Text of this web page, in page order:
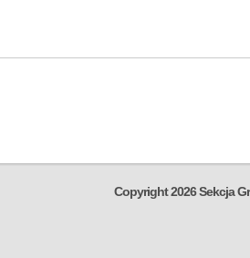
Copyright 2026 Sekcja